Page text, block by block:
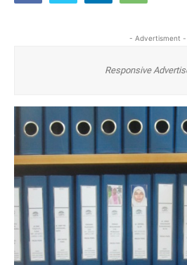
- Advertisment -
Responsive